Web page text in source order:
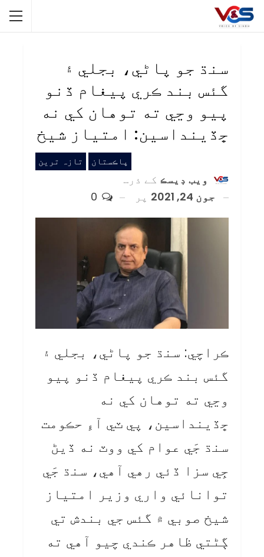
سنڌ جو پاڻي، بجلي ۽
گئس بند ڪري پيغام ڏنو
پيو وڃي ته توهان کي نه
ڇڏينداسين: امتياز شيخ
پاڪستان تازہ ترین
ويب ڊيسڪ کے ذریعہ
جون 24, 2021
پر
ڪراچي: سنڌ جو پاڻي، بجلي ۽
گئس بند ڪري پيغام ڏنو پيو
وڃي ته توهان کي نه
ڇڏينداسين، پي ٽي آءِ حڪومت
سنڌ جَي عوام کي ووٽ نه ڏيڻ
جِي سزا ڏئي رهي آهي، سنڌ جَي
توانائي واري وزير امتياز
شيخ صوبي ۾ گئس جي بندش تي
ڳڻتي ظاهر ڪندي چيو آهي ته